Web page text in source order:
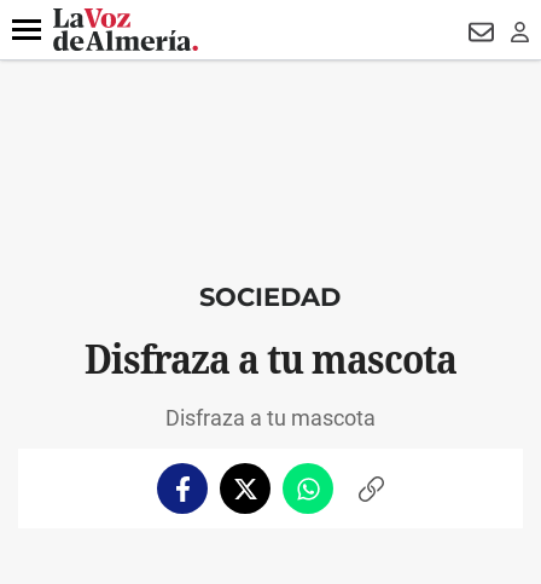
DESTACADO DRON UDA
Menú
SOCIEDAD
Disfraza a tu mascota
Disfraza a tu mascota
FacebookTwitterWhatsappCopiar